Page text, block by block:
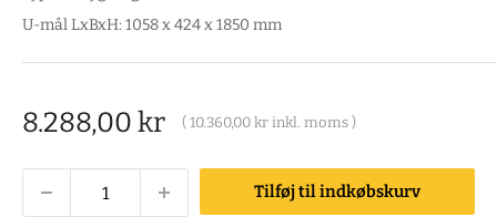
U-mål LxBxH: 1058 x 424 x 1850 mm
Salgspris
8.288,00 kr ( 10.360,00 kr inkl. moms )
Tilføj til indkøbskurv